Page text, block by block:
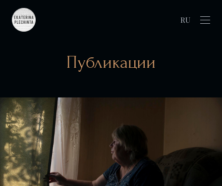
RU
Публикации